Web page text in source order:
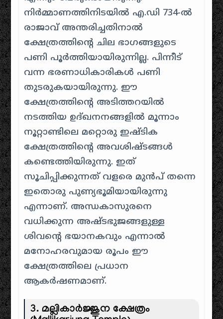
നിർമ്മാണത്തിനിടയിൽ എ.ഡി 734-ൽ
രാജാവ് അന്തരിച്ചതിനാൽ
ക്ഷേത്രത്തിന്റെ ചില ഭാഗങ്ങളുടെ
പണി പൂർത്തിയായിരുന്നില്ല. പിന്നീട്
വന്ന ഭരണാധികാരികൾ പണി
തുടരുകയായിരുന്നു. ഈ
ക്ഷേത്രത്തിന്റെ അടിത്തറയിൽ
നടത്തിയ ഉദ്ഖനനങ്ങളിൽ മൂന്നാം
നൂറ്റാണ്ടിലെ മറ്റൊരു ഇഷ്ടിക
ക്ഷേത്രത്തിന്റെ അവശിഷ്ടങ്ങൾ
കണ്ടെത്തിയിരുന്നു. ഇത്
സൂചിപ്പിക്കുന്നത് വളരെ മുൻപ് തന്നെ
ഇതൊരു പുണ്യഭൂമിയായിരുന്നു
എന്നാണ്. അന്ധകാസുരനെ
വധിക്കുന്ന അഷ്ടഭുജങ്ങളുള്ള
ശിവന്റെ ഭയാനകവും എന്നാൽ
മനോഹരവുമായ രൂപം ഈ
ക്ഷേത്രത്തിലെ പ്രധാന
ആകർഷണമാണ്.
3.മല്ലികാർജ്ജുന ക്ഷേത്രം